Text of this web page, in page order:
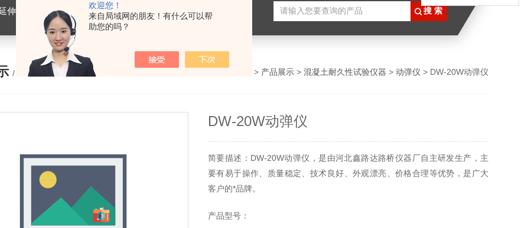
欢迎您！
来自局域网的朋友！有什么可以帮
助您的吗？
式抽提仪，马歇尔电动击实仪，车辙试验成型机，连续式路面八轮平整度仪，商品混凝土搅拌站试验仪器，试模
/ PRODUCTS > 产品展示 > 混凝土耐久性试验仪器 > 动弹仪 > DW-20W动弹仪
DW-20W动弹仪
简要描述：DW-20W动弹仪，是由河北鑫路达路桥仪器厂自主研发生产，主
要有易于操作、质量稳定、技术良好、外观漂亮、价格合理等优势，是广大
客户的*品牌。
产品型号：